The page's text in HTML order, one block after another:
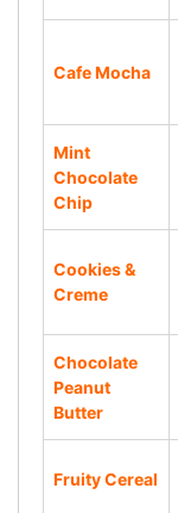
Cafe Mocha
Mint
Chocolate
Chip
Cookies &
Creme
Chocolate
Peanut
Butter
Fruity Cereal